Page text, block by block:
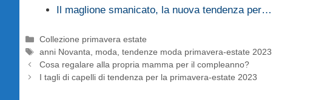
Il maglione smanicato, la nuova tendenza per…
Categorie
Collezione primavera estate
Tag
anni Novanta, moda,tendenze moda primavera-estate 2023
Cosa regalare alla propria mamma per il compleanno?
I tagli di capelli di tendenza per la primavera-estate 2023